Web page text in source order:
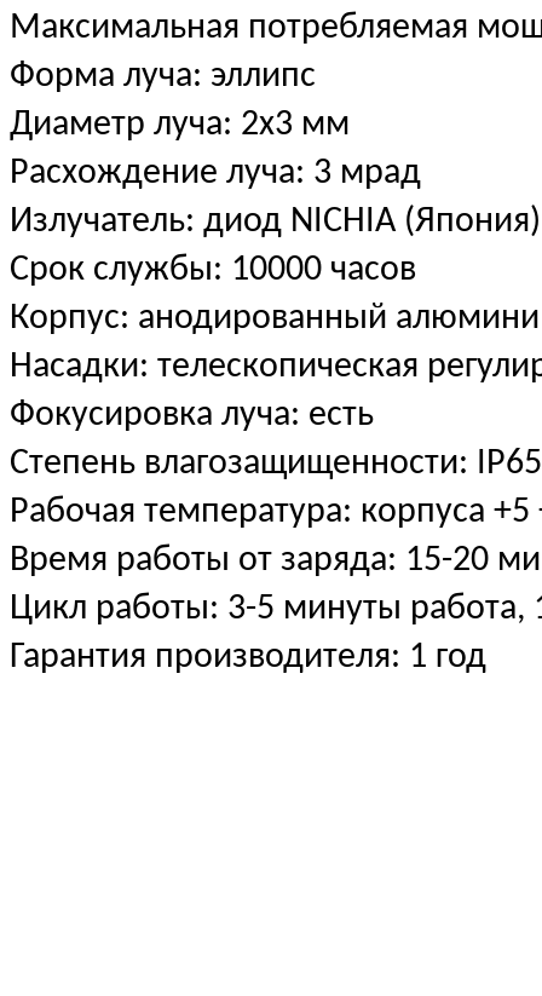
Максимальная потребляемая
Форма луча: эллипс
Диаметр луча: 2х3 мм
Расхождение луча: 3 мрад
Излучатель: диод NICHIA
Срок службы: 10000 часов
Корпус: анодированный
Насадки: телескопическая
Фокусировка луча: есть
Степень влагозащищенности:
Рабочая температура: корпуса
Время работы от заряда: 15-20
Цикл работы: 3-5 минуты работа,
Гарантия производителя: 1 год